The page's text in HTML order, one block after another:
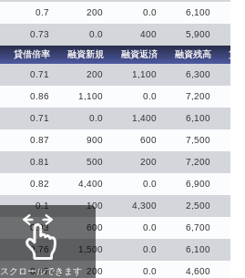
0.7 200 0.0 6,100
0.73 0.0 400
5,900
貸借倍率 融資新規 融資返済 融資残高
貸
0.71 200 1,100 6,300
0.86 1,100 0.0 7,200
0.71 0.0 1,400 6,100
0.87 900 600 7,500
0.81 500 200 7,200
0.82 4,400 0.0 6,900
0.1 100 4,300 2,500
0.93 600 0.0 6,700
0.76 1,500 0.0 6,100
0.47 200 0.0 4,600
スクロールできます